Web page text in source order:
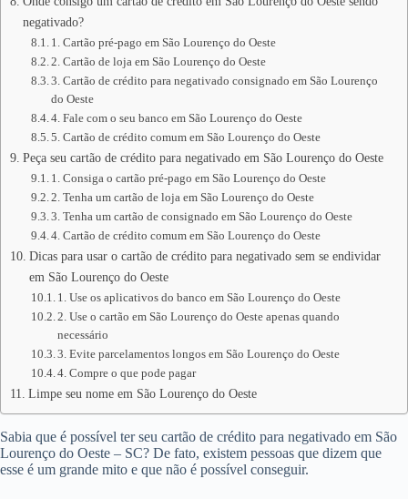
negativado?
1. Cartão pré-pago em São Lourenço do Oeste
2. Cartão de loja em São Lourenço do Oeste
3. Cartão de crédito para negativado consignado em São Lourenço
do Oeste
4. Fale com o seu banco em São Lourenço do Oeste
5. Cartão de crédito comum em São Lourenço do Oeste
Peça seu cartão de crédito para negativado em São Lourenço do Oeste
1. Consiga o cartão pré-pago em São Lourenço do Oeste
2. Tenha um cartão de loja em São Lourenço do Oeste
3. Tenha um cartão de consignado em São Lourenço do Oeste
4. Cartão de crédito comum em São Lourenço do Oeste
Dicas para usar o cartão de crédito para negativado sem se endividar
em São Lourenço do Oeste
1. Use os aplicativos do banco em São Lourenço do Oeste
2. Use o cartão em São Lourenço do Oeste apenas quando
necessário
3. Evite parcelamentos longos em São Lourenço do Oeste
4. Compre o que pode pagar
Limpe seu nome em São Lourenço do Oeste
Sabia que é possível ter seu cartão de crédito para negativado em São
Lourenço do Oeste – SC? De fato, existem pessoas que dizem que
esse é um grande mito e que não é possível conseguir.